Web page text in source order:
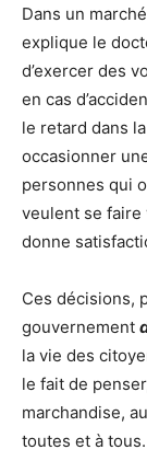
Dans un
explique le
d’exercer des
en cas
le retard dans
occasionner
personnes qui
veulent se faire
donne
Ces décisions,
gouvernement
la vie des
le fait de
marchandise,
toutes et à tous.